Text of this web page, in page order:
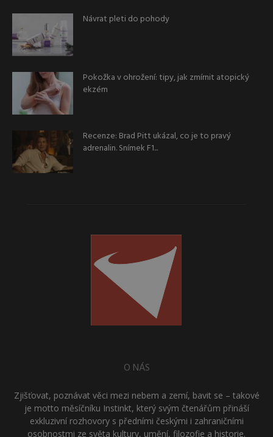
Návrat pleti do pohody
Pokožka v ohrožení: tipy, jak zmírnit atopický
ekzém
Recenze: Brad Pitt ukázal, co je to pravý
adrenalin. Snímek F1...
O NÁS
Zjišťovat, poznávat věci mezi nebem a zemí, bavit se – takové
je motto měsíčníku Instinkt, který svým čtenářům přináší
exkluzivní rozhovory s předními českými i zahraničními
osobnostmi ze světa kultury, umění, filozofie a historie.